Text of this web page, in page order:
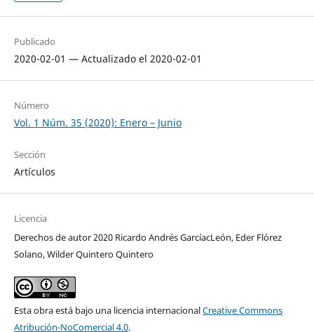
Publicado
2020-02-01 — Actualizado el 2020-02-01
Número
Vol. 1 Núm. 35 (2020): Enero – Junio
Sección
Artículos
Licencia
Derechos de autor 2020 Ricardo Andrés GarcíacLeón, Eder Flórez
Solano, Wilder Quintero Quintero
Esta obra está bajo una licencia internacionalCreative Commons
Atribución-NoComercial 4.0.